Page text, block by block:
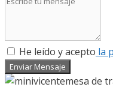
He leído y acepto la
Enviar Mensaje